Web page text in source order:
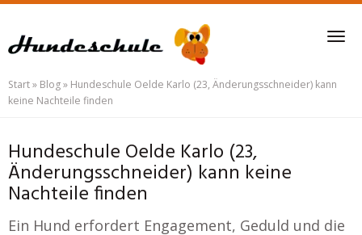
main
content
Start» Blog» Hundeschule Oelde Karlo (23, Änderungsschneider) kann
keine Nachteile finden
Hundeschule Oelde Karlo (23,
Änderungsschneider) kann keine
Nachteile finden
Ein Hund erfordert Engagement, Geduld und die